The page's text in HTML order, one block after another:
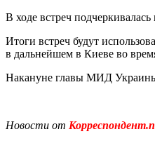
В ходе встреч
Итоги встреч будут
в дальнейшем в Киеве во
Накануне главы МИД
Новости от